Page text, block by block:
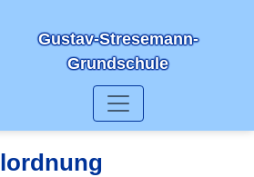
Gustav-Stresemann-
Grundschule